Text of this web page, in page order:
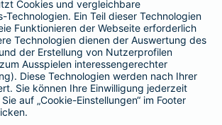
Anbietern klicken Sie auf die Logos.